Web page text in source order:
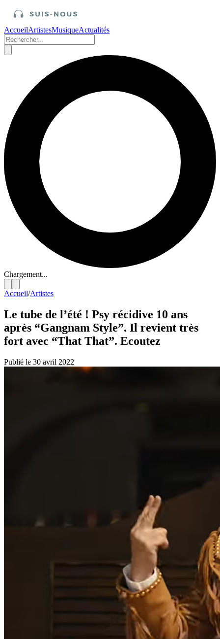
AccueilArtistesMusiqueActualités
Chargement...
Accueil/Artistes
Le tube de l’été ! Psy récidive 10 ans
après “Gangnam Style”. Il revient très
fort avec “That That”. Ecoutez
Publié le 30 avril 2022